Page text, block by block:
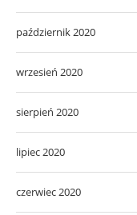
październik 2020
wrzesień 2020
sierpień 2020
lipiec 2020
czerwiec 2020